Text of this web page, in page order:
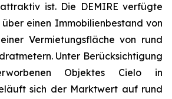
ist. Die DEMIRE verfügte
über einen Immobilienbestand von
Vermietungsfläche von rund
Unter Berücksichtigung
Objektes Cielo in
sich der Marktwert auf rund